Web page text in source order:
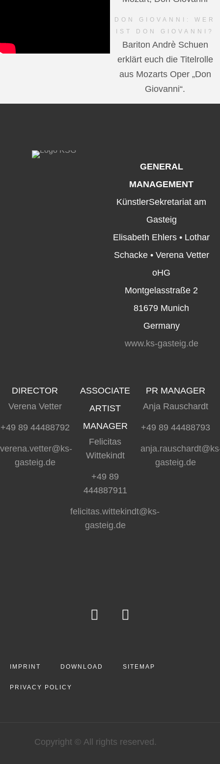
DON GIOVANNI: WER
IST DON GIOVANNI?
Bariton Andrè Schuen
erklärt euch die Titelrolle
aus Mozarts Oper „Don
Giovanni“.
GENERAL
MANAGEMENT
KünstlerSekretariat am
Gasteig
Elisabeth Ehlers • Lothar
Schacke • Verena Vetter
oHG
Montgelasstraße 2
81679 Munich
Germany
www.ks-gasteig.de
DIRECTOR
Verena Vetter
+49 89 44488792
verena.vetter@ks-
gasteig.de
ASSOCIATE
ARTIST
MANAGER
Felicitas
Wittekindt
+49 89
444887911
felicitas.wittekindt@ks-
gasteig.de
PR MANAGER
Anja Rauschardt
+49 89 44488793
gasteig.de
IMPRINT DOWNLOAD SITEMAP
PRIVACY POLICY
Copyright © All rights reserved.